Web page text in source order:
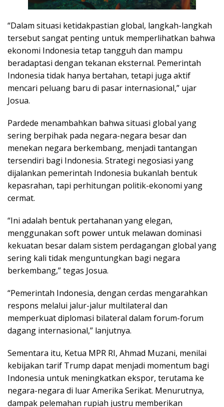
“Dalam situasi ketidakpastian global, langkah-langkah
tersebut sangat penting untuk memperlihatkan bahwa
ekonomi Indonesia tetap tangguh dan mampu
beradaptasi dengan tekanan eksternal. Pemerintah
Indonesia tidak hanya bertahan, tetapi juga aktif
mencari peluang baru di pasar internasional,” ujar
Josua.
Pardede menambahkan bahwa situasi global yang
sering berpihak pada negara-negara besar dan
menekan negara berkembang, menjadi tantangan
tersendiri bagi Indonesia. Strategi negosiasi yang
dijalankan pemerintah Indonesia bukanlah bentuk
kepasrahan, tapi perhitungan politik-ekonomi yang
cermat.
“Ini adalah bentuk pertahanan yang elegan,
menggunakan soft power untuk melawan dominasi
kekuatan besar dalam sistem perdagangan global yang
sering kali tidak menguntungkan bagi negara
berkembang,” tegas Josua.
“Pemerintah Indonesia, dengan cerdas mengarahkan
respons melalui jalur-jalur multilateral dan
memperkuat diplomasi bilateral dalam forum-forum
dagang internasional,” lanjutnya.
Sementara itu, Ketua MPR RI, Ahmad Muzani, menilai
kebijakan tarif Trump dapat menjadi momentum bagi
Indonesia untuk meningkatkan ekspor, terutama ke
negara-negara di luar Amerika Serikat. Menurutnya,
dampak pelemahan rupiah justru memberikan